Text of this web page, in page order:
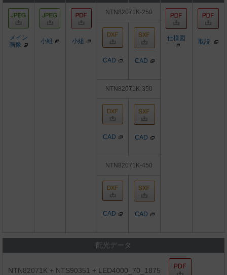
メイン
画像
小組 小組
NTN82071K-250
仕様図 取説
CAD CAD
NTN82071K-350
CAD CAD
NTN82071K-450
CAD CAD
配光データ
NTN82071K + NTS90351 + LED4000_70_1875